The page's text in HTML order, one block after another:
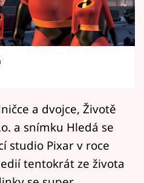
Vary
a dvojce, Životě
a snímku Hledá se
studio Pixar v roce
tentokrát ze života